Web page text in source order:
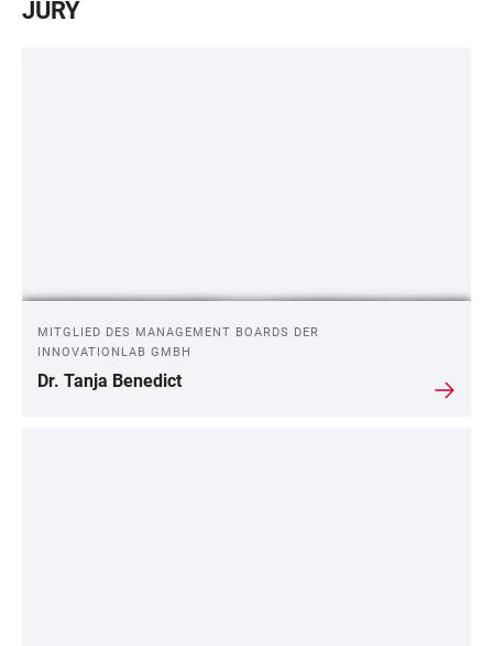
JURY
MITGLIED DES MANAGEMENT BOARDS DER
INNOVATIONLAB GMBH
Dr. Tanja Benedict